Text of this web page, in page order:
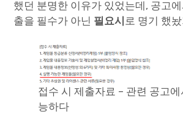
했던 분명한 이유가 있었는데, 공고
출을 필수가 아닌 필요시 로 명기 했
접수 시 제출자료 – 관련 공고
능하다